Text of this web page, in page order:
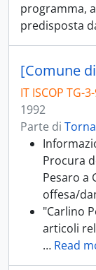
programma,
predisposta
IT ISCOP TG-
1992
Parte di
Procura
Pesaro a
offesa/
"Carlino
articoli
… Read